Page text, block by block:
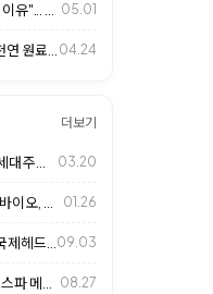
05.01
04.24
더보기
03.20
01.26
09.03
08.27